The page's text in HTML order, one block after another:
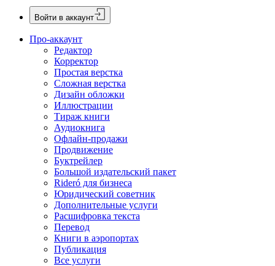
Войти в аккаунт
Про-аккаунт
Редактор
Корректор
Простая верстка
Сложная верстка
Дизайн обложки
Иллюстрации
Тираж книги
Аудиокнига
Офлайн-продажи
Продвижение
Буктрейлер
Большой издательский пакет
Rideró для бизнеса
Юридический советник
Дополнительные услуги
Расшифровка текста
Перевод
Книги в аэропортах
Публикация
Все услуги